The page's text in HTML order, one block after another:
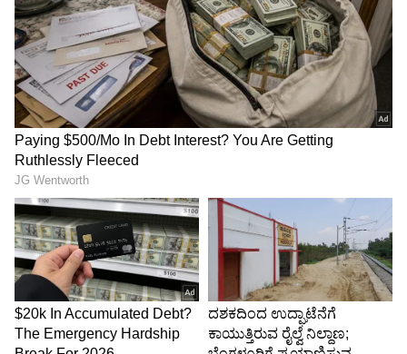
4
7
Image Credit :
ವಿಜಯ್ ಶತ್ರು ಪಾಳಯದ ಜೊತೆ ತ್ರಿಶಾ!
ರಾಜಕೀಯವಾಗಿ ದಳಪತಿ ವಿಜಯ್ ಅವರ ಪಾಲಿಗೆ ಪ್ರಬಲ
ಎದುರಾಳಿ ಎಂದರೆ ಅದು ಸ್ಟಾಲಿನ್ ಕುಟುಂಬ. ಈಗ ತ್ರಿಶಾ
ಅವರು ನೇರವಾಗಿ ಆ ಕುಟುಂಬದ ಜೊತೆ ಕೈಜೋಡಿಸಿರುವುದು
ವಿಜಯ್ ಅಭಿಮಾನಿಗಳಲ್ಲಿ ಆತಂಕ ಮೂಡಿಸಿದೆ. ಹೌದು,